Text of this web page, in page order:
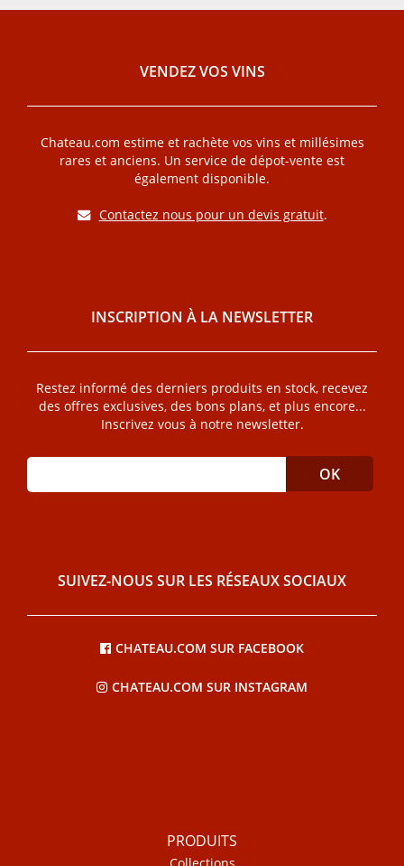
VENDEZ VOS VINS
Chateau.com estime et rachète vos vins et millésimes
rares et anciens. Un service de dépot-vente est
également disponible.
Contactez nous pour un devis gratuit.
INSCRIPTION À LA NEWSLETTER
Restez informé des derniers produits en stock, recevez
des offres exclusives, des bons plans, et plus encore...
Inscrivez vous à notre newsletter.
SUIVEZ-NOUS SUR LES RÉSEAUX SOCIAUX
CHATEAU.COM SUR FACEBOOK
CHATEAU.COM SUR INSTAGRAM
PRODUITS
Collections